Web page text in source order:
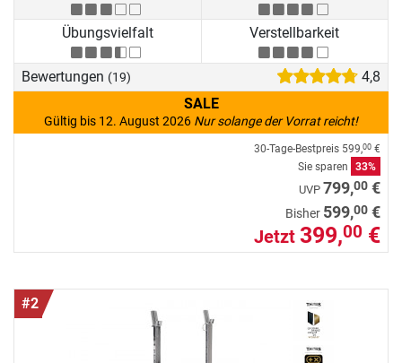
Übungsvielfalt Verstellbarkeit
Bewertungen (19)
4,8
SALE
Gültig bis 12. August 2026 Nur solange der Vorrat reicht!
30-Tage-Bestpreis 599,00 €
Sie sparen
33%
UVP 799,00 €
Bisher 599,00 €
Jetzt 399,00 €
#2